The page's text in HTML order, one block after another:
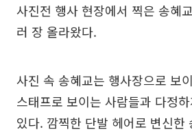
사진전 행사 현장에서 찍은 송혜
러 장 올라왔다.
사진 속 송혜교는 행사장으로 보
스태프로 보이는 사람들과 다정
있다. 깜찍한 단발 헤어로 변신한